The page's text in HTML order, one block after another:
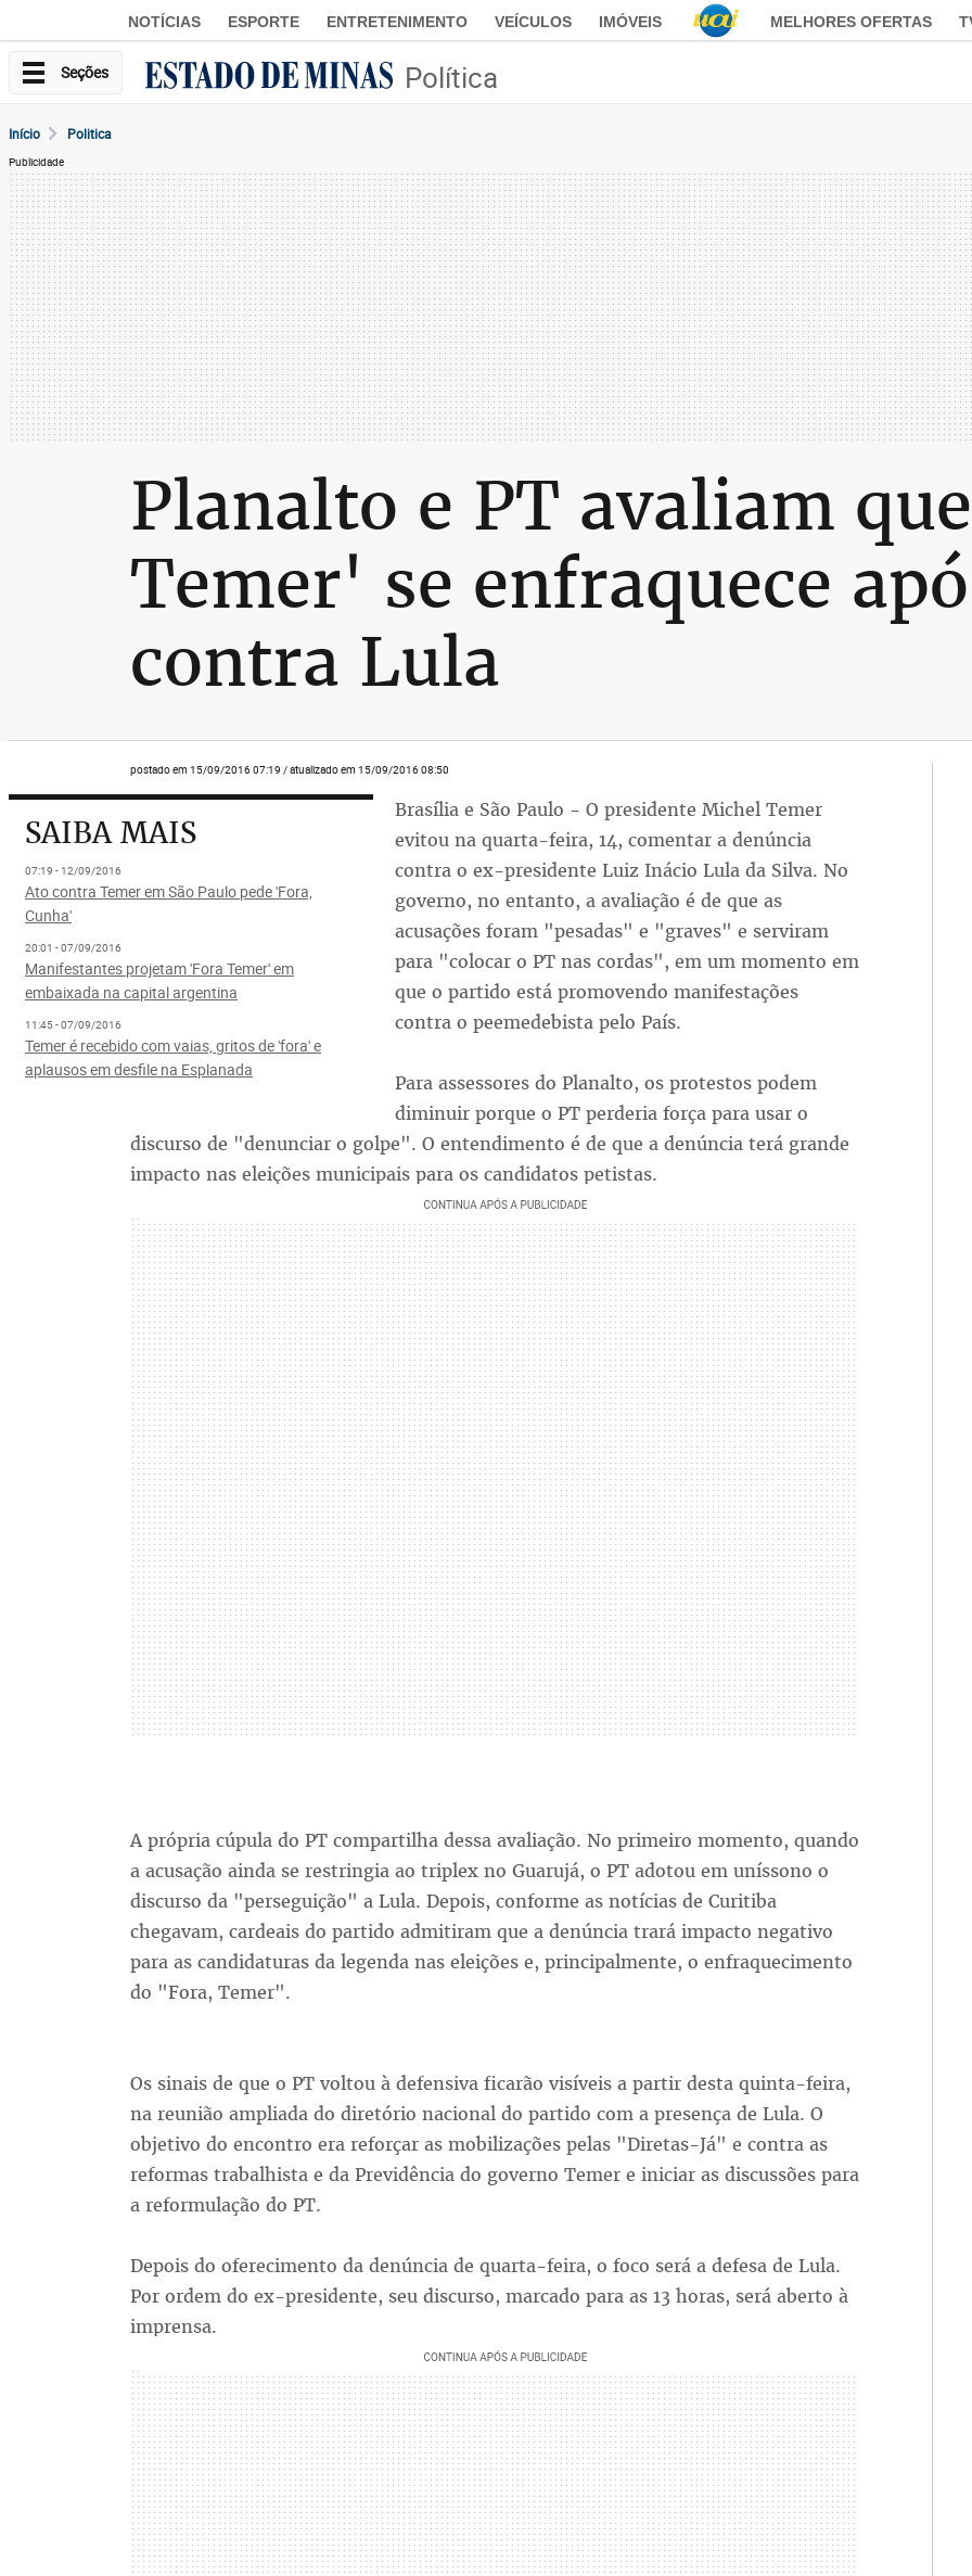
NOTÍCIAS ESPORTE ENTRETENIMENTO VEÍCULOS IMÓVEIS MELHORES OFERTAS
Seções Política
Início Politica
Publicidade
Planalto e PT avaliam
Temer' se enfraquece
contra Lula
postado em 15/09/2016 07:19 / atualizado em 15/09/2016 08:50
SAIBA MAIS
07:19 - 12/09/2016
Ato contra Temer em São Paulo pede 'Fora,
Cunha'
20:01 - 07/09/2016
Manifestantes projetam 'Fora Temer' em
embaixada na capital argentina
11:45 - 07/09/2016
Temer é recebido com vaias, gritos de 'fora' e
aplausos em desfile na Esplanada
Brasília e São Paulo - O presidente Michel Temer
evitou na quarta-feira, 14, comentar a denúncia
contra o ex-presidente Luiz Inácio Lula da Silva. No
governo, no entanto, a avaliação é de que as
acusações foram "pesadas" e "graves" e serviram
para "colocar o PT nas cordas", em um momento em
que o partido está promovendo manifestações
contra o peemedebista pelo País.
Para assessores do Planalto, os protestos podem
diminuir porque o PT perderia força para usar o
discurso de "denunciar o golpe". O entendimento é de que a denúncia terá grande
impacto nas eleições municipais para os candidatos petistas.
A própria cúpula do PT compartilha dessa avaliação. No primeiro momento, quando
a acusação ainda se restringia ao triplex no Guarujá, o PT adotou em uníssono o
discurso da "perseguição" a Lula. Depois, conforme as notícias de Curitiba
chegavam, cardeais do partido admitiram que a denúncia trará impacto negativo
para as candidaturas da legenda nas eleições e, principalmente, o enfraquecimento
do "Fora, Temer".
Os sinais de que o PT voltou à defensiva ficarão visíveis a partir desta quinta-feira,
na reunião ampliada do diretório nacional do partido com a presença de Lula. O
objetivo do encontro era reforçar as mobilizações pelas "Diretas-Já" e contra as
reformas trabalhista e da Previdência do governo Temer e iniciar as discussões para
a reformulação do PT.
Depois do oferecimento da denúncia de quarta-feira, o foco será a defesa de Lula.
Por ordem do ex-presidente, seu discurso, marcado para as 13 horas, será aberto à
imprensa.